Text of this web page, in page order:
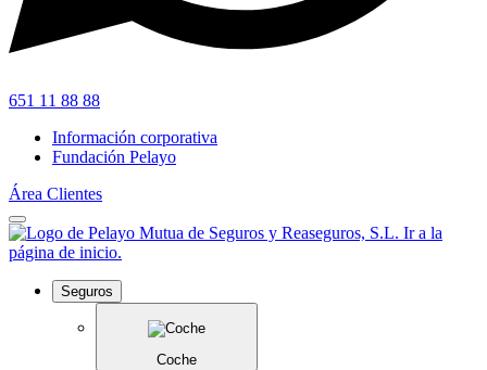
651 11 88 88
Información corporativa
Fundación Pelayo
Área Clientes
Seguros
Coche